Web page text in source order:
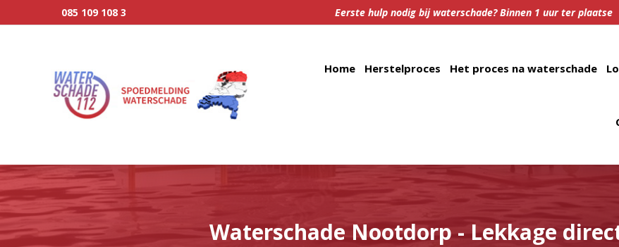
085 109 108 3 Eerste hulp nodig bij waterschade? Binnen 1 uur ter plaatse
Home Herstelproces Het proces na waterschade
Waterschade Nootdorp - Lekkage